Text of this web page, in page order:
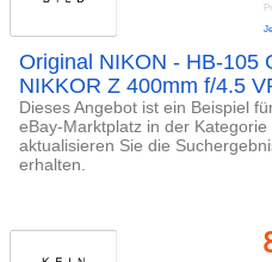
Original NIKON - HB-105
NIKKOR Z 400mm f/4.5
Dieses Angebot ist ein Beispiel
eBay-Marktplatz in der
aktualisieren Sie die
erhalten.